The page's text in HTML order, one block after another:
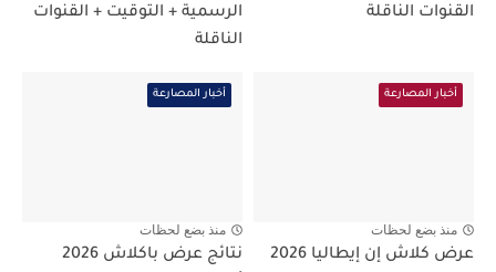
القنوات الناقلة
الرسمية + التوقيت + القنوات
الناقلة
أخبار المصارعة
منذ بضع لحظات
عرض كلاش إن إيطاليا 2026
أخبار المصارعة
منذ بضع لحظات
نتائج عرض باكلاش 2026